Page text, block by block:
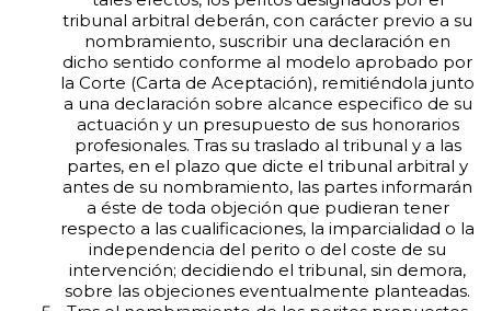
tribunal arbitral deberán, con carácter previo a su
nombramiento, suscribir una declaración en
dicho sentido conforme al modelo aprobado por
la Corte (Carta de Aceptación), remitiéndola junto
a una declaración sobre alcance especifico de su
actuación y un presupuesto de sus honorarios
profesionales. Tras su traslado al tribunal y a las
partes, en el plazo que dicte el tribunal arbitral y
antes de su nombramiento, las partes informarán
a éste de toda objeción que pudieran tener
respecto a las cualificaciones, la imparcialidad o la
independencia del perito o del coste de su
intervención; decidiendo el tribunal, sin demora,
sobre las objeciones eventualmente planteadas.